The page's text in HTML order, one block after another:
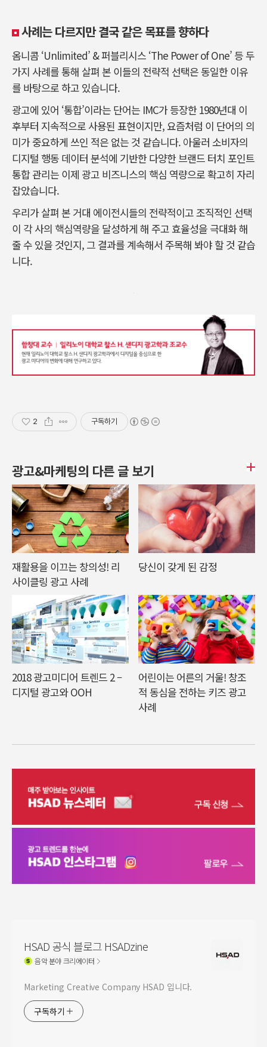
사례는 다르지만 결국 같은 목표를 향하다
옴니콤 ‘Unlimited’ & 퍼블리시스 ‘The Power of One’ 등 두
가지 사례를 통해 살펴 본 이들의 전략적 선택은 동일한 이유
를 바탕으로 하고 있습니다.
광고에 있어 ‘통합’이라는 단어는 IMC가 등장한 1980년대 이
후부터 지속적으로 사용된 표현이지만, 요즘처럼 이 단어의 의
미가 중요하게 쓰인 적은 없는 것 같습니다. 아울러 소비자의
디지털 행동 데이터 분석에 기반한 다양한 브랜드 터치 포인트
통합 관리는 이제 광고 비즈니스의 핵심 역량으로 확고히 자리
잡았습니다.
우리가 살펴 본 거대 에이전시들의 전략적이고 조직적인 선택
이 각 사의 핵심역량을 달성하게 해 주고 효율성을 극대화 해
줄 수 있을 것인지, 그 결과를 계속해서 주목해 봐야 할 것 같습
니다.
2 구독하기
광고&마케팅의 다른 글 보기
재활용을 이끄는 창의성! 리
사이클링 광고 사례
당신이 갖게 된 감정
2018 광고미디어 트렌드 2 –
디지털 광고와 OOH
어린이는 어른의 거울! 창조
적 동심을 전하는 키즈 광고
사례
HSAD 공식 블로그 HSADzine
음악분야 크리에이터
Marketing Creative Company HSAD 입니다.
구독하기